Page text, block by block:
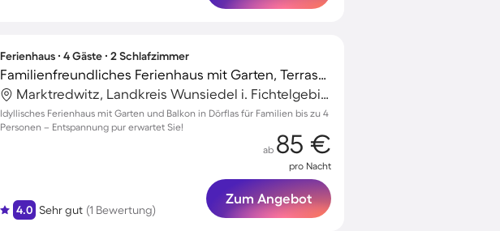
Ferienhaus ∙ 4 Gäste ∙ 2 Schlafzimmer
Familienfreundliches Ferienhaus mit Garten, Terrasse und Grill | Gartenblick
Marktredwitz, Landkreis Wunsiedel i. Fichtelgebirge, Deutschland
Idyllisches Ferienhaus mit Garten und Balkon in Dörflas für Familien bis zu 4
Personen – Entspannung pur erwartet Sie!
4.0 Sehr gut (1 Bewertung)
ab 85 €
pro Nacht
Zum Angebot